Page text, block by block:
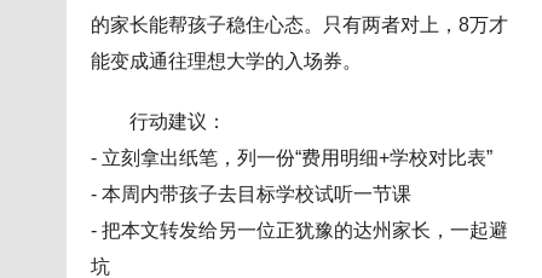
的家长能帮孩子稳住心态。只有两者对上，8万才
能变成通往理想大学的入场券。
行动建议：
- 立刻拿出纸笔，列一份“费用明细+学校对比表”
- 本周内带孩子去目标学校试听一节课
- 把本文转发给另一位正犹豫的达州家长，一起避
坑